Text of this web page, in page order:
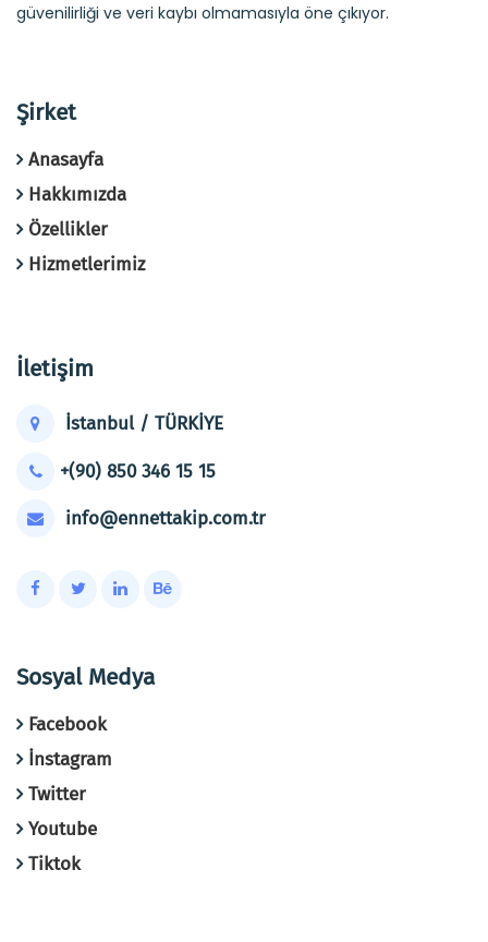
güvenilirliği ve veri kaybı olmamasıyla öne çıkıyor.
Şirket
Anasayfa
Hakkımızda
Özellikler
Hizmetlerimiz
İletişim
İstanbul / TÜRKİYE
+(90) 850 346 15 15
info@ennettakip.com.tr
Sosyal Medya
Facebook
İnstagram
Twitter
Youtube
Tiktok